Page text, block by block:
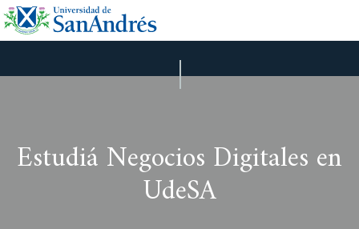
Estudiá Negocios Digitales en
UdeSA